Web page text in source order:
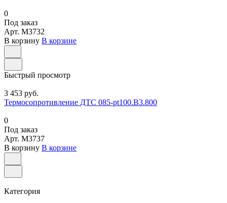
0
Под заказ
Арт. M3732
В корзину В корзине
Быстрый просмотр
3 453 руб.
Термосопротивление ДТС 085-pt100.В3.800
0
Под заказ
Арт. M3737
В корзину В корзине
Категория